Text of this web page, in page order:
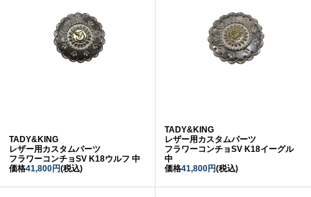
TADY&KING
レザー用カスタムパーツ
フラワーコンチョSV K18ウルフ 中
価格41,800円(税込)
TADY&KING
レザー用カスタムパーツ
フラワーコンチョSV K18イーグル
中
価格41,800円(税込)